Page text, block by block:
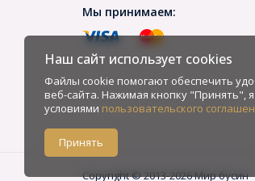
Мы принимаем:
Copyright © 2013-2026 Мир бусин
Наш сайт использует cookies
Файлы cookie помогают обеспечить
веб-сайта. Нажимая кнопку "Принять",
условиями пользовательского
Принять